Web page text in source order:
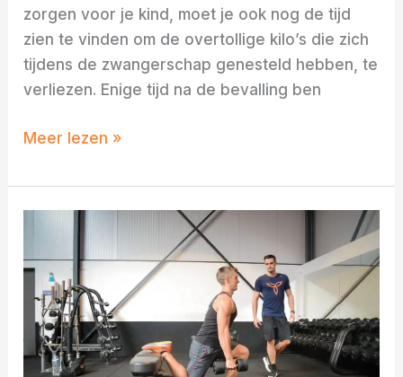
zorgen voor je kind, moet je ook nog de tijd
zien te vinden om de overtollige kilo’s die zich
tijdens de zwangerschap genesteld hebben, te
verliezen. Enige tijd na de bevalling ben
Meer lezen »
personal
training
in
z’n
werk?